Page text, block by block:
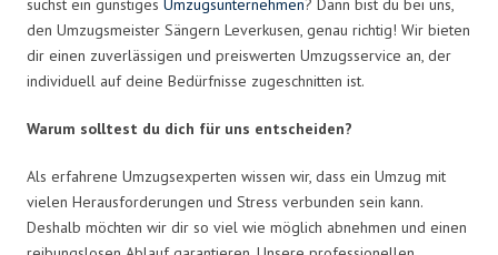
suchst ein günstiges Umzugsunternehmen? Dann bist du bei uns,
den Umzugsmeister Sängern Leverkusen, genau richtig! Wir bieten
dir einen zuverlässigen und preiswerten Umzugsservice an, der
individuell auf deine Bedürfnisse zugeschnitten ist.
Warum solltest du dich für uns entscheiden?
Als erfahrene Umzugsexperten wissen wir, dass ein Umzug mit
vielen Herausforderungen und Stress verbunden sein kann.
Deshalb möchten wir dir so viel wie möglich abnehmen und einen